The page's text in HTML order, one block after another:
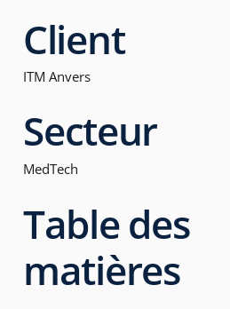
Client
ITM Anvers
Secteur
MedTech
Table des
matières